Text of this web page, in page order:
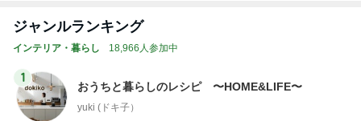
ジャンルランキング
インテリア・暮らし 18,966人参加中
1
おうちと暮らしのレシピ 〜HOME&LIFE〜
yuki (ドキ子）